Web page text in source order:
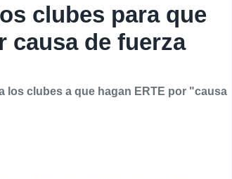
clubes para que
causa de fuerza
los clubes a que hagan ERTE por "causa